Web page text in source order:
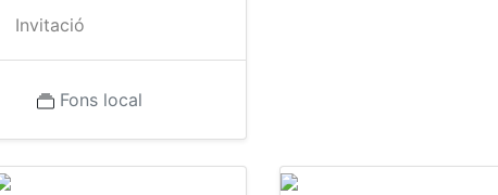
Invitació
Fons local